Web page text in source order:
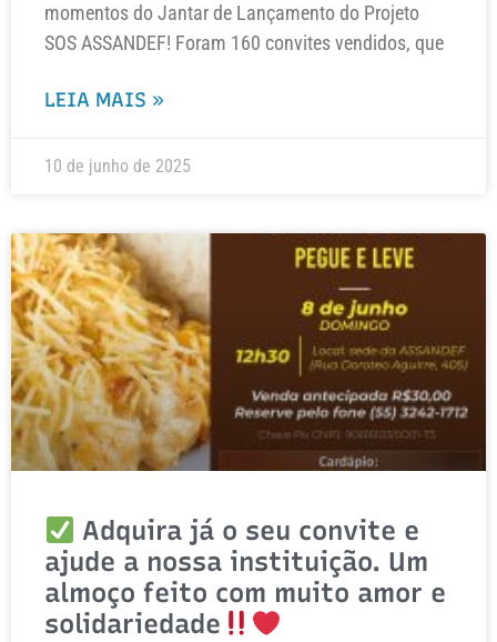
momentos do Jantar de Lançamento do Projeto
SOS ASSANDEF! Foram 160 convites vendidos, que
LEIA MAIS »
10 de junho de 2025
Adquira já o seu convite e
ajude a nossa instituição. Um
almoço feito com muito amor e
solidariedade